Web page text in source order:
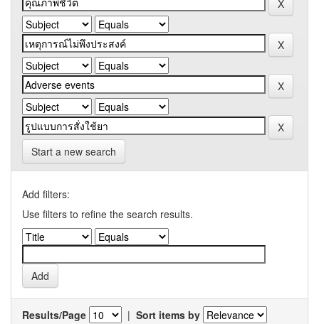
Start a new search
Add filters:
Use filters to refine the search results.
Results/Page | Sort items by